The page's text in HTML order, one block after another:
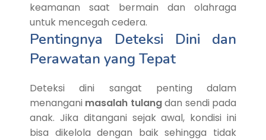
keamanan saat bermain dan olahraga
untuk mencegah cedera.
Pentingnya Deteksi Dini dan
Perawatan yang Tepat
Deteksi dini sangat penting dalam
menangani masalah tulangdan sendi pada
anak. Jika ditangani sejak awal, kondisi ini
bisa dikelola dengan baik sehingga tidak